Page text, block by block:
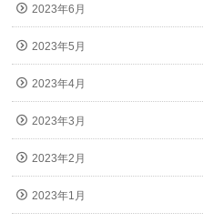
2023年6月
2023年5月
2023年4月
2023年3月
2023年2月
2023年1月